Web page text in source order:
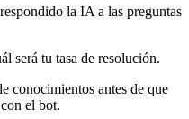
la IA a las preguntas
será tu tasa de resolución.
conocimientos antes de que
el bot.